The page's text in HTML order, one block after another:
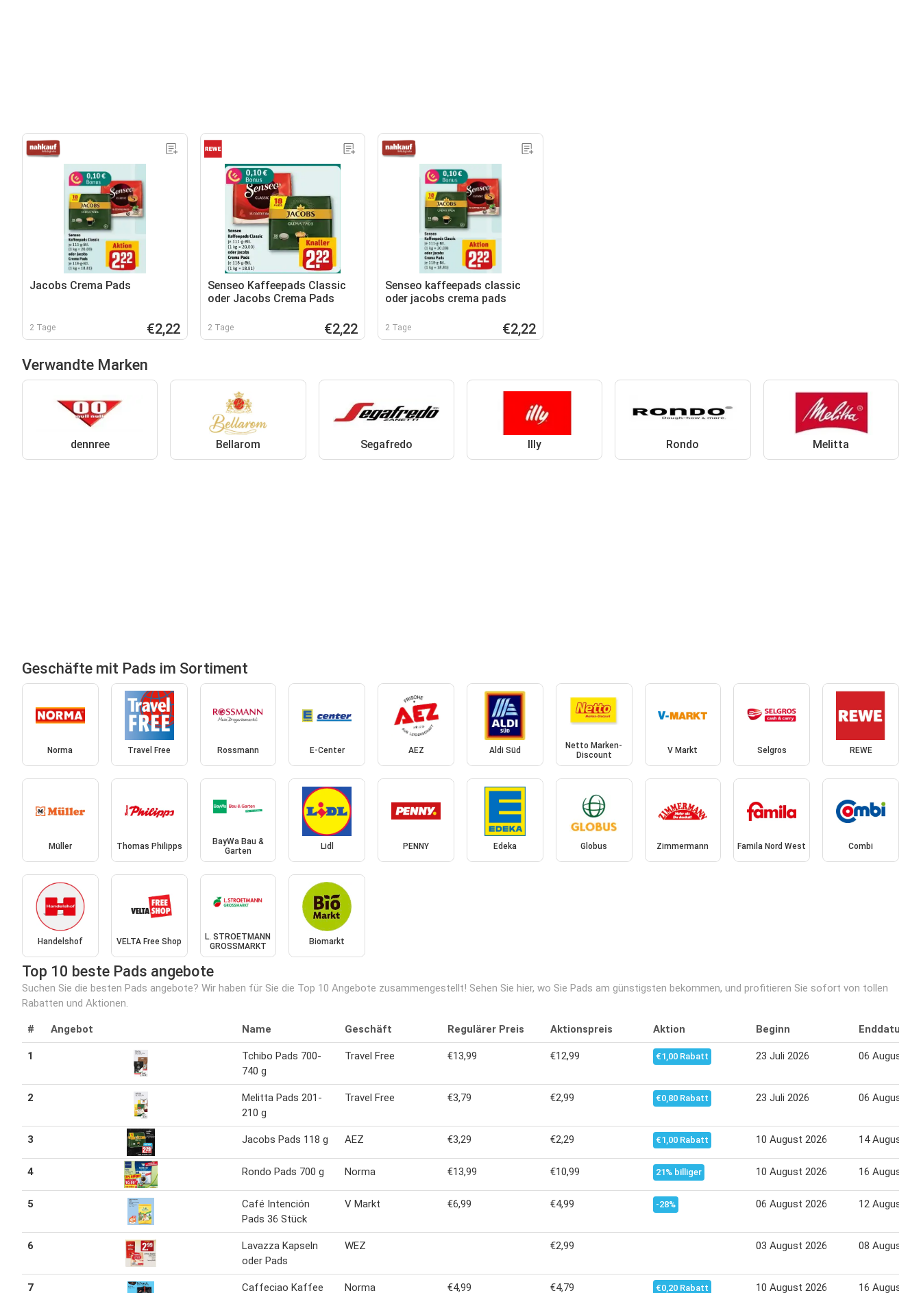
Jacobs Crema Pads
2 Tage €2,22
Senseo Kaffeepads Classic
oder Jacobs Crema Pads
2 Tage €2,22
Senseo kaffeepads classic
oder jacobs crema pads
2 Tage €2,22
Verwandte Marken
dennree Bellarom Segafredo Illy Rondo Melitta
Geschäfte mit Pads im Sortiment
Norma Travel Free Rossmann E-Center AEZ Aldi Süd
Netto Marken-
Discount
V Markt Selgros REWE
Müller Thomas Philipps
BayWa Bau &
Garten
Lidl PENNY Edeka Globus Zimmermann Famila Nord West Combi
Handelshof VELTA Free Shop
L. STROETMANN
GROSSMARKT
Biomarkt
Top 10 beste Pads angebote
Suchen Sie die besten Pads angebote? Wir haben für Sie die Top 10 Angebote zusammengestellt! Sehen Sie hier, wo Sie Pads am günstigsten bekommen, und profitieren Sie sofort von tollen
Rabatten und Aktionen.
# Angebot Name Geschäft Regulärer Preis Aktionspreis Aktion Beginn Enddatum
1
Tchibo Pads 700-
740 g
Travel Free €13,99 €12,99 €1,00 Rabatt 23 Juli 2026 06 August
2
Melitta Pads 201-
210 g
Travel Free €3,79 €2,99 €0,80 Rabatt 23 Juli 2026 06 August
3 Jacobs Pads 118 g AEZ €3,29 €2,29 €1,00 Rabatt 10 August 2026 14 August
4 Rondo Pads 700 g Norma €13,99 €10,99 21% billiger 10 August 2026 16 August
5
Café Intención
Pads 36 Stück
V Markt €6,99 €4,99 -28% 06 August 2026 12 August
6
Lavazza Kapseln
oder Pads
WEZ €2,99 03 August 2026 08 August
7 Caffeciao Kaffee Norma €4,99 €4,79 €0,20 Rabatt 10 August 2026 16 August